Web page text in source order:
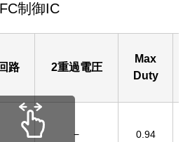
制御IC
路 2重過電圧
Max
Duty
− 0.94